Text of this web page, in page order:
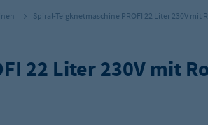
Spiral-Teigknetmaschine PROFI 22 Liter 230V mit
22 Liter 230V mit